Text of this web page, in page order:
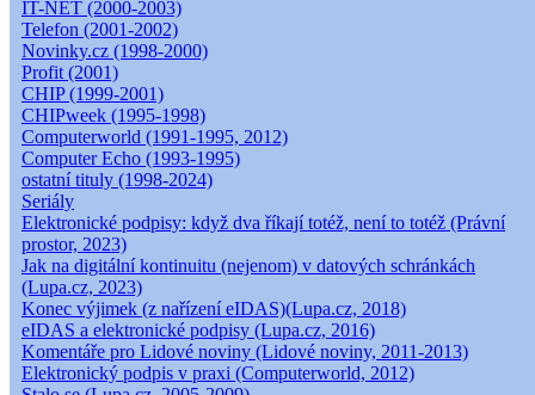
IT-NET (2000-2003)
Telefon (2001-2002)
Novinky.cz (1998-2000)
Profit (2001)
CHIP (1999-2001)
CHIPweek (1995-1998)
Computerworld (1991-1995, 2012)
Computer Echo (1993-1995)
ostatní tituly (1998-2024)
Seriály
Elektronické podpisy: když dva říkají totéž, není to totéž (Právní
prostor, 2023)
Jak na digitální kontinuitu (nejenom) v datových schránkách
(Lupa.cz, 2023)
Konec výjimek (z nařízení eIDAS)(Lupa.cz, 2018)
eIDAS a elektronické podpisy (Lupa.cz, 2016)
Komentáře pro Lidové noviny (Lidové noviny, 2011-2013)
Elektronický podpis v praxi (Computerworld, 2012)